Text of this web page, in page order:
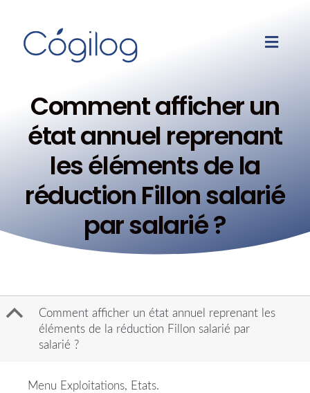
Comment afficher un
état annuel reprenant
les éléments de la
réduction Fillon salarié
par salarié ?
B
Comment afficher un état annuel reprenant les
éléments de la réduction Fillon salarié par
salarié ?
Menu Exploitations, Etats.